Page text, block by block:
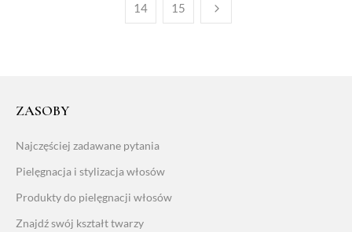
14 15
ZASOBY
Najczęściej zadawane pytania
Pielęgnacja i stylizacja włosów
Produkty do pielęgnacji włosów
Znajdź swój kształt twarzy